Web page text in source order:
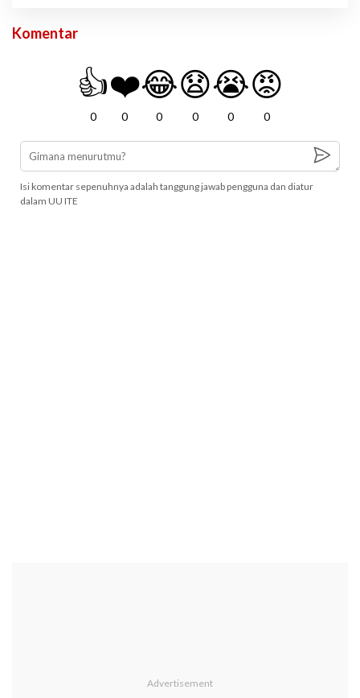
Komentar
👍
0
❤️
0
😂
0
😧
0
😭
0
😡
0
Isi komentar sepenuhnya adalah tanggung jawab pengguna dan diatur
dalam UU ITE